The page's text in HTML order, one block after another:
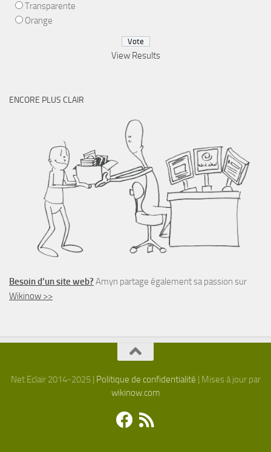
Transparente
Orange
View Results
ENCORE PLUS CLAIR
Besoin d’un site web? Amyn partage également sa passion sur
Wikinow >>
Net Eclair 2014-2025 | Politique de confidentialité | Mises à jour par
wikinow.com